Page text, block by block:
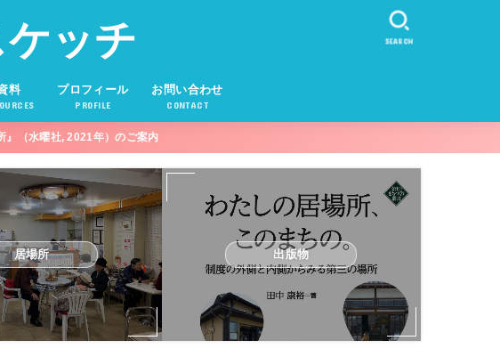
ッチ
料 プロフィール
PROFILE
お問い合わせ
CONTACT
SEARCH
』（水曜社, 2021年）のご案内
居場所 出版物